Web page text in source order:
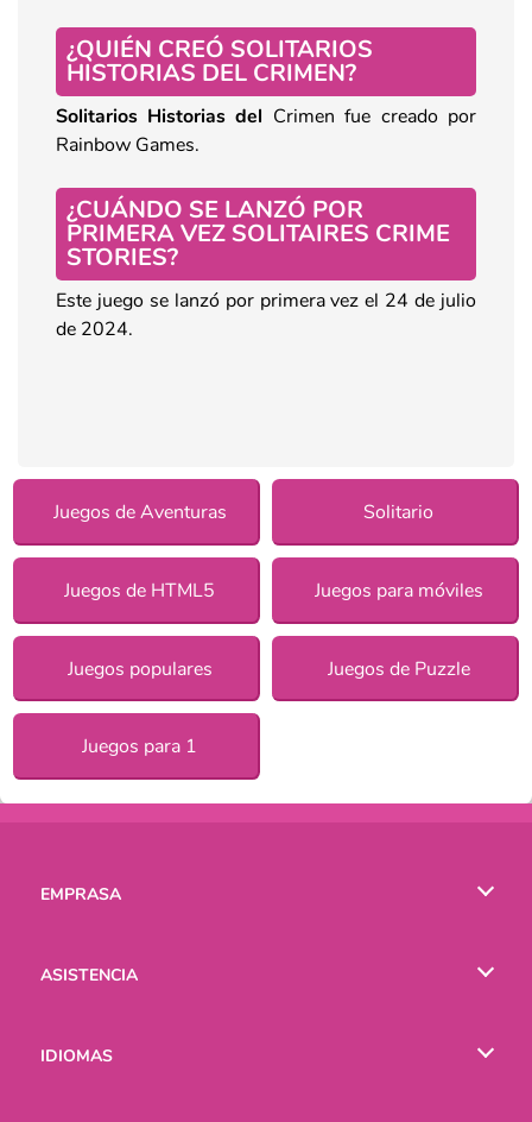
¿QUIÉN CREÓ SOLITARIOS
HISTORIAS DEL CRIMEN?
Solitarios Historias del Crimen fue creado por
Rainbow Games.
¿CUÁNDO SE LANZÓ POR
PRIMERA VEZ SOLITAIRES CRIME
STORIES?
Este juego se lanzó por primera vez el 24 de julio
de 2024.
Juegos de Aventuras Solitario
Juegos de HTML5 Juegos para móviles
Juegos populares Juegos de Puzzle
Juegos para 1
EMPRASA
ASISTENCIA
IDIOMAS